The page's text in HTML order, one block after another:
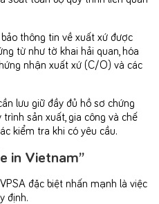
thông tin về xuất xứ được
từ như tờ khai hải quan, hóa
nhận xuất xứ (C/O) và các
lưu giữ đầy đủ hồ sơ chứng
sản xuất, gia công và chế
kiểm tra khi có yêu cầu.
in Vietnam”
đặc biệt nhấn mạnh là việc
định.